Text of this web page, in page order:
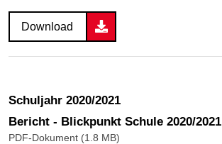
Download
Schuljahr 2020/2021
Bericht - Blickpunkt Schule 2020/2021
PDF-Dokument (1.8 MB)